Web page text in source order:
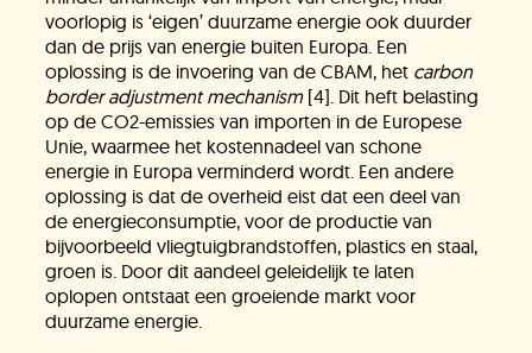
voorlopig is ‘eigen’ duurzame energie ook duurder
dan de prijs van energie buiten Europa. Een
oplossing is de invoering van de CBAM, het carbon
border adjustment mechanism[4]. Dit heft belasting
op de CO2-emissies van importen in de Europese
Unie, waarmee het kostennadeel van schone
energie in Europa verminderd wordt. Een andere
oplossing is dat de overheid eist dat een deel van
de energieconsumptie, voor de productie van
bijvoorbeeld vliegtuigbrandstoffen, plastics en staal,
groen is. Door dit aandeel geleidelijk te laten
oplopen ontstaat een groeiende markt voor
duurzame energie.
Heb je het antwoord dat je zocht niet
gevonden?
Stel je vraag